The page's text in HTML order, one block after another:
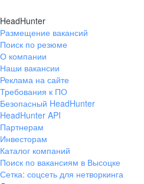
HeadHunter
Размещение вакансий
Поиск по резюме
О компании
Наши вакансии
Реклама на сайте
Требования к ПО
Безопасный HeadHunter
HeadHunter API
Партнерам
Инвесторам
Каталог компаний
Поиск по вакансиям в Высоцке
Сетка: соцсеть для нетворкинга